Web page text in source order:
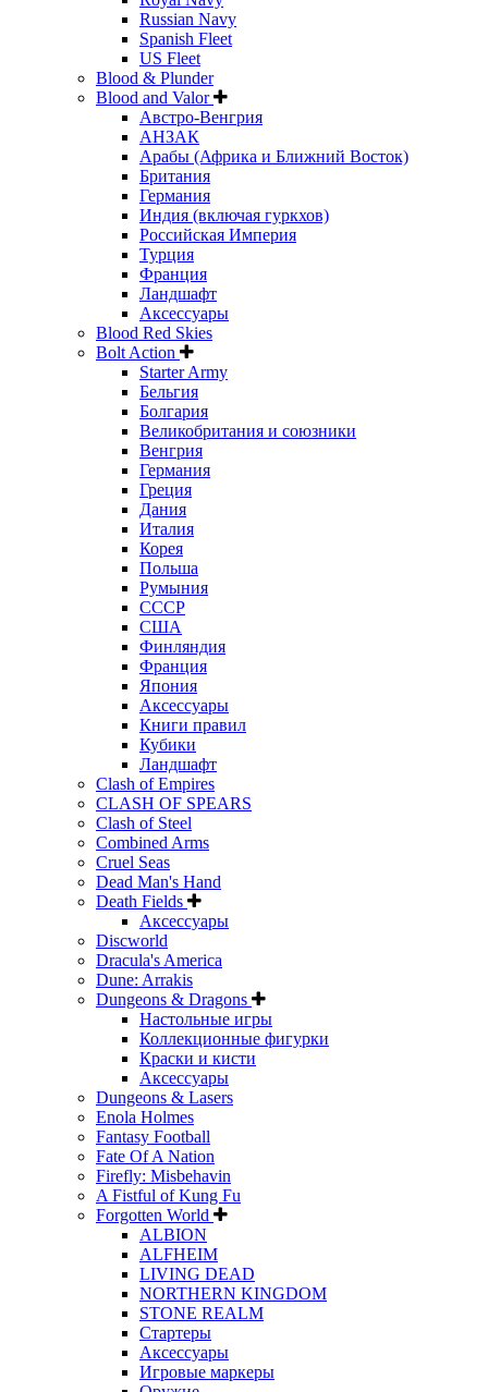
Russian Navy
Spanish Fleet
US Fleet
Blood & Plunder
Blood and Valor
Австро-Венгрия
АНЗАК
Арабы (Африка и Ближний Восток)
Британия
Германия
Индия (включая гуркхов)
Российская Империя
Турция
Франция
Ландшафт
Аксессуары
Blood Red Skies
Bolt Action
Starter Army
Бельгия
Болгария
Великобритания и союзники
Венгрия
Германия
Греция
Дания
Италия
Корея
Польша
Румыния
СССР
США
Финляндия
Франция
Япония
Аксессуары
Книги правил
Кубики
Ландшафт
Clash of Empires
CLASH OF SPEARS
Clash of Steel
Combined Arms
Cruel Seas
Dead Man's Hand
Death Fields
Аксессуары
Discworld
Dracula's America
Dune: Arrakis
Dungeons & Dragons
Настольные игры
Коллекционные фигурки
Краски и кисти
Аксессуары
Dungeons & Lasers
Enola Holmes
Fantasy Football
Fate Of A Nation
Firefly: Misbehavin
A Fistful of Kung Fu
Forgotten World
ALBION
ALFHEIM
LIVING DEAD
NORTHERN KINGDOM
STONE REALM
Стартеры
Аксессуары
Игровые маркеры